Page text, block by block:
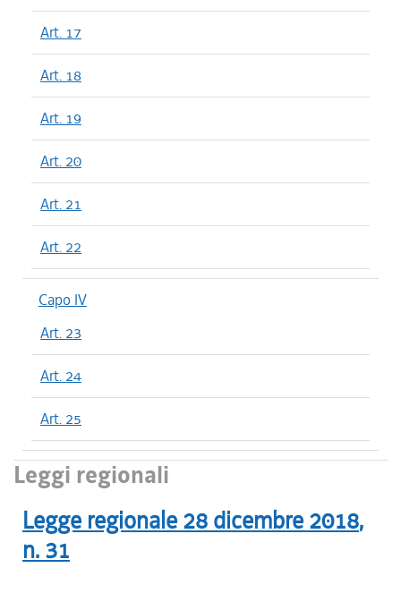
Art. 17
Art. 18
Art. 19
Art. 20
Art. 21
Art. 22
Capo IV
Art. 23
Art. 24
Art. 25
Leggi regionali
Legge regionale 28 dicembre 2018,
n. 31